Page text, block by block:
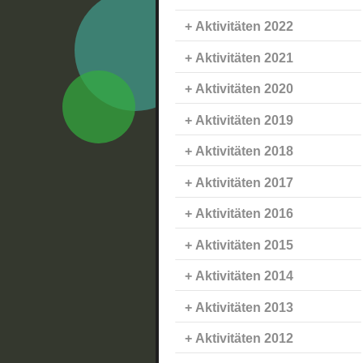
Aktivitäten 2022
Aktivitäten 2021
Aktivitäten 2020
Aktivitäten 2019
Aktivitäten 2018
Aktivitäten 2017
Aktivitäten 2016
Aktivitäten 2015
Aktivitäten 2014
Aktivitäten 2013
Aktivitäten 2012